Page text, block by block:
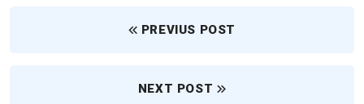
PREVIUS POST
NEXT POST